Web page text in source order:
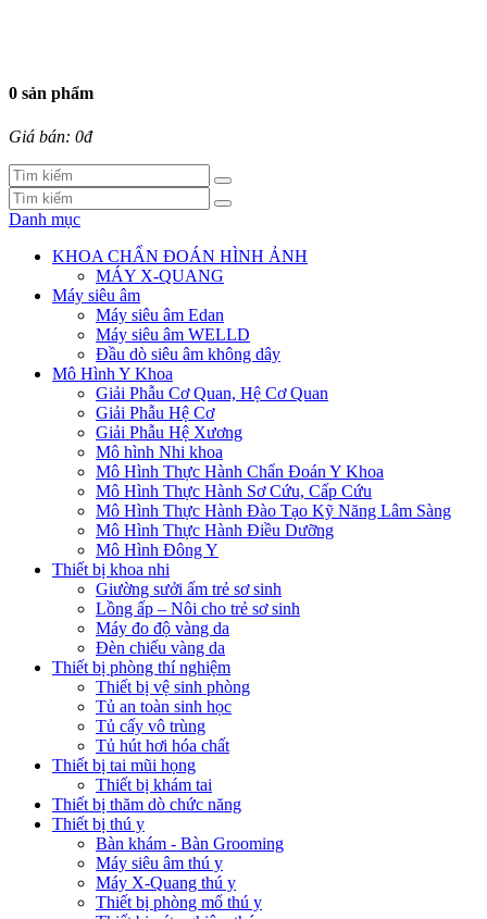
0 sản phẩm
Giá bán: 0đ
Danh mục
KHOA CHẨN ĐOÁN HÌNH ẢNH
MÁY X-QUANG
Máy siêu âm
Máy siêu âm Edan
Máy siêu âm WELLD
Đầu dò siêu âm không dây
Mô Hình Y Khoa
Giải Phẫu Cơ Quan, Hệ Cơ Quan
Giải Phẫu Hệ Cơ
Giải Phẫu Hệ Xương
Mô hình Nhi khoa
Mô Hình Thực Hành Chẩn Đoán Y Khoa
Mô Hình Thực Hành Sơ Cứu, Cấp Cứu
Mô Hình Thực Hành Đào Tạo Kỹ Năng Lâm Sàng
Mô Hình Thực Hành Điều Dưỡng
Mô Hình Đông Y
Thiết bị khoa nhi
Giường sưởi ấm trẻ sơ sinh
Lồng ấp – Nôi cho trẻ sơ sinh
Máy đo độ vàng da
Đèn chiếu vàng da
Thiết bị phòng thí nghiệm
Thiết bị vệ sinh phòng
Tủ an toàn sinh học
Tủ cấy vô trùng
Tủ hút hơi hóa chất
Thiết bị tai mũi họng
Thiết bị khám tai
Thiết bị thăm dò chức năng
Thiết bị thú y
Bàn khám - Bàn Grooming
Máy siêu âm thú y
Máy X-Quang thú y
Thiết bị phòng mổ thú y